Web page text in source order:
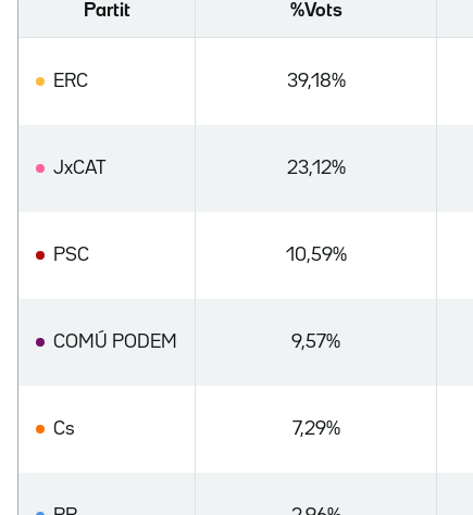
Partit %Vots
ERC 39,18%
JxCAT 23,12%
PSC 10,59%
COMÚ PODEM 9,57%
Cs 7,29%